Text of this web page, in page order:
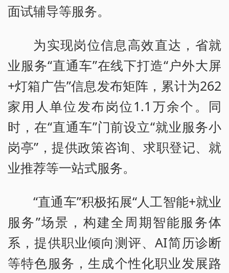
面试辅导等服务。
为实现岗位信息高效直达，省就
业服务“直通车”在线下打造“户外大屏
+灯箱广告”信息发布矩阵，累计为262
家用人单位发布岗位1.1万余个。同
时，在“直通车”门前设立“就业服务小
岗亭”，提供政策咨询、求职登记、就
业推荐等一站式服务。
“直通车”积极拓展“人工智能+就业
服务”场景，构建全周期智能服务体
系，提供职业倾向测评、AI简历诊断
等特色服务，生成个性化职业发展路